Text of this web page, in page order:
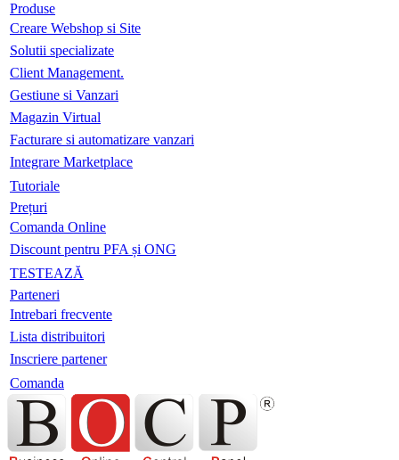
Produse
Creare Webshop si Site
Solutii specializate
Client Management.
Gestiune si Vanzari
Magazin Virtual
Facturare si automatizare vanzari
Integrare Marketplace
Tutoriale
Prețuri
Comanda Online
Discount pentru PFA și ONG
TESTEAZĂ
Parteneri
Intrebari frecvente
Lista distribuitori
Inscriere partener
Comanda